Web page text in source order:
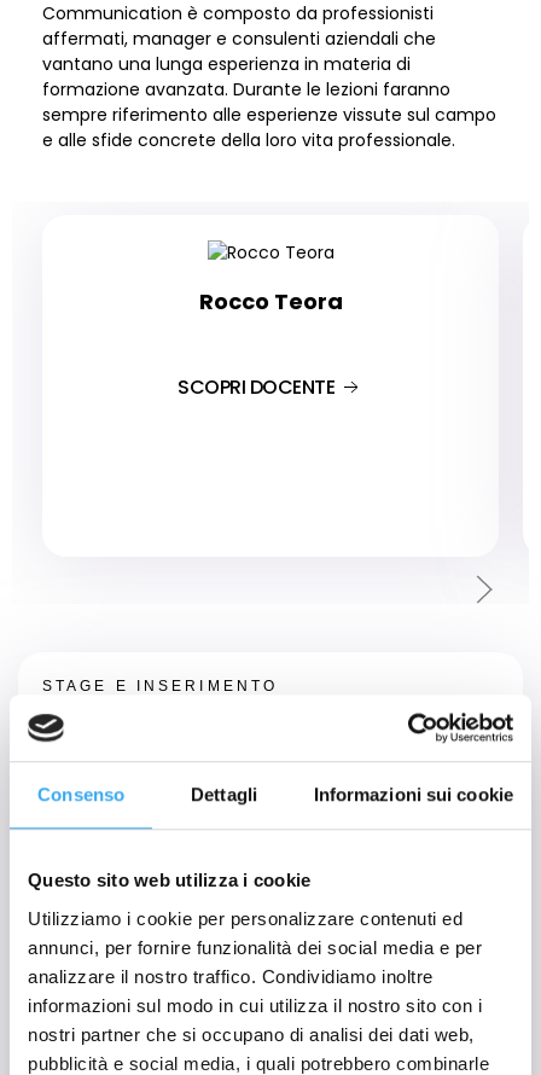
Consenso Dettagli Informazioni sui cookie
Questo sito web utilizza i cookie
Utilizziamo i cookie per personalizzare contenuti ed
annunci, per fornire funzionalità dei social media e per
analizzare il nostro traffico. Condividiamo inoltre
informazioni sul modo in cui utilizza il nostro sito con i
nostri partner che si occupano di analisi dei dati web,
pubblicità e social media, i quali potrebbero combinarle
Communication è composto da professionisti
affermati, manager e consulenti aziendali che
vantano una lunga esperienza in materia di
formazione avanzata. Durante le lezioni faranno
sempre riferimento alle esperienze vissute sul campo
e alle sfide concrete della loro vita professionale.
Rocco Teora
SCOPRI DOCENTE
STAGE E INSERIMENTO
Placement
Negli anni siamo diventati un punto di riferimento
monitora costantemente le opportunità di lavoro su
tutto il territorio nazionale, proponendoti posizioni
sempre in linea con le competenze sviluppate nella
Traccia Impact.
Orientamento